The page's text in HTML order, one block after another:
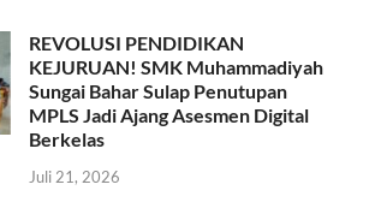
REVOLUSI PENDIDIKAN
KEJURUAN! SMK Muhammadiyah
Sungai Bahar Sulap Penutupan
MPLS Jadi Ajang Asesmen Digital
Berkelas
Juli 21, 2026